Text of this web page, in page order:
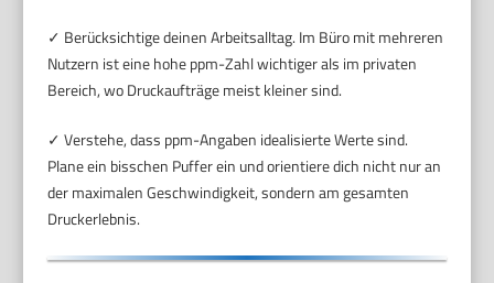
✓ Berücksichtige deinen Arbeitsalltag. Im Büro mit mehreren
Nutzern ist eine hohe ppm-Zahl wichtiger als im privaten
Bereich, wo Druckaufträge meist kleiner sind.
✓ Verstehe, dass ppm-Angaben idealisierte Werte sind.
Plane ein bisschen Puffer ein und orientiere dich nicht nur an
der maximalen Geschwindigkeit, sondern am gesamten
Druckerlebnis.